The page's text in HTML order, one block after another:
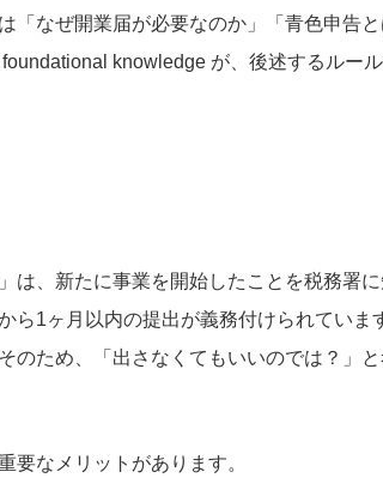
「なぜ開業届が必要なのか」「青色申告
knowledge が、後述するルー
は、新たに事業を開始したことを税務署
ら1ヶ月以内の提出が義務付けられていま
のため、「出さなくてもいいのでは？」
要なメリットがあります。